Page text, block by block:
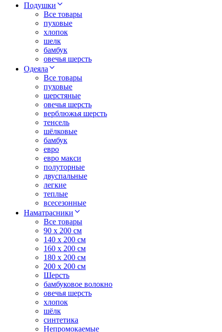
Подушки
Все товары
пуховые
хлопок
шелк
бамбук
овечья шерсть
Одеяла
Все товары
пуховые
шерстяные
овечья шерсть
верблюжья шерсть
тенсель
шёлковые
бамбук
евро
евро макси
полуторные
двуспальные
легкие
теплые
всесезонные
Наматрасники
Все товары
90 x 200 см
140 x 200 см
160 x 200 см
180 x 200 см
200 x 200 см
Шерсть
бамбуковое волокно
овечья шерсть
хлопок
шёлк
синтетика
Непромокаемые